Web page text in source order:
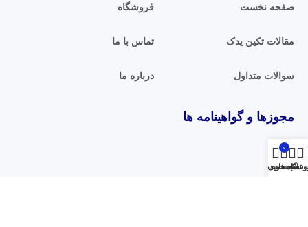
صفحه نخست فروشگاه
مقالات تکین یدک تماس با ما
سوالات متداول درباره ما
مجوزها و گواهینامه ها
مندی ها
0
سبد خرید
حساب من